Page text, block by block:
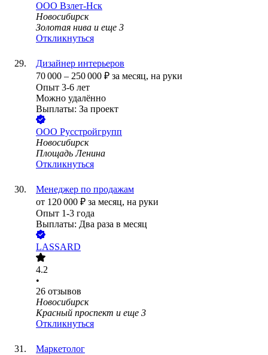
ООО Взлет-Нск
Новосибирск
Золотая нива и еще 3
Откликнуться
Дизайнер интерьеров
70 000 – 250 000 ₽ за месяц, на руки
Опыт 3-6 лет
Можно удалённо
Выплаты: За проект
ООО Русстройгрупп
Новосибирск
Площадь Ленина
Откликнуться
Менеджер по продажам
от 120 000 ₽ за месяц, на руки
Опыт 1-3 года
Выплаты: Два раза в месяц
LASSARD
4.2
•
26 отзывов
Новосибирск
Красный проспект и еще 3
Откликнуться
Маркетолог